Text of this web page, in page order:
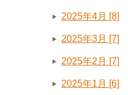
2025年4月 [8]
2025年3月 [7]
2025年2月 [7]
2025年1月 [6]